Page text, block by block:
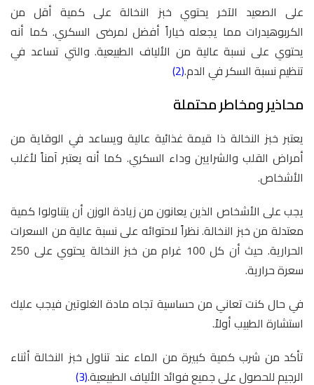
على الصعيد الآخر يحتوي خبز النخالة على كمية أقل من
الكربوهيدرات مما يجعله خياراً أفضل لمرضى السكري. كما أنه
يحتوي على نسبة عالية من الألياف الطبيعية. والتي تساعد في
تنظيم نسبة السكر في الدم.(2)
محاذير ومخاطر محتملة
يعتبر خبز النخالة ذا قيمة غذائية عالية ويساعد في الوقاية من
أمراض القلب والشرايين وداء السكري. كما أنه يعتبر آمناً لأغلب
الأشخاص.
يجب على الأشخاص الذين يعانون من زيادة الوزن أن يتناولوا كمية
معتدلة من خبز النخالة. نظراً لاحتوائه على نسبة عالية من السعرات
الحرارية. حيث أن كل 100 غرام من خبز النخالة يحتوي على 250
سعرة حرارية.
في حال كنت تعاني من حساسية تجاه مادة الغلوتين فيجب عليك
استشارة الطبيب أولاً.
تأكد من شرب كمية كبيرة من الماء عند تناول خبز النخالة أثناء
الرجيم للحصول على جميع فوائد الألياف الطبيعية.(3)